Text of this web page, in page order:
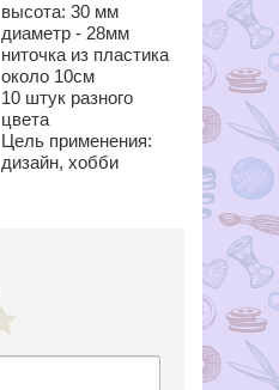
высота: 30 мм
диаметр - 28мм
ниточка из пластика
около 10см
10 штук разного
цвета
Цель применения:
дизайн, хобби